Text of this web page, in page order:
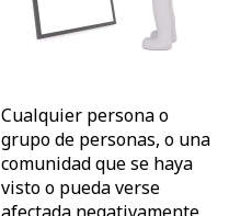
Cualquier persona o
grupo de personas, o una
comunidad que se haya
visto o pueda verse